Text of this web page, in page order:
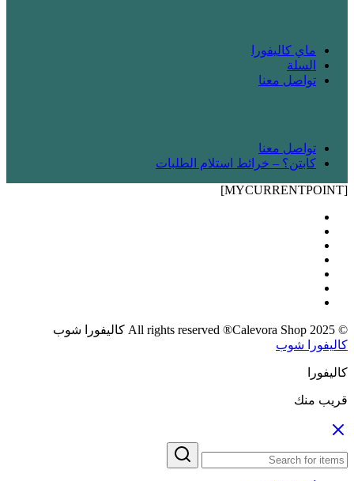
ماي كاليفورا
السلة
تواصل معنا
تواصل معنا
كابتن؟ – خرائط استلام الطلبات
[MYCURRENTPOINT]
© 2025 All rights reserved ®Calevora Shop كاليفورا شوب
كاليفورا شوب
كاليفورا
قريب منك